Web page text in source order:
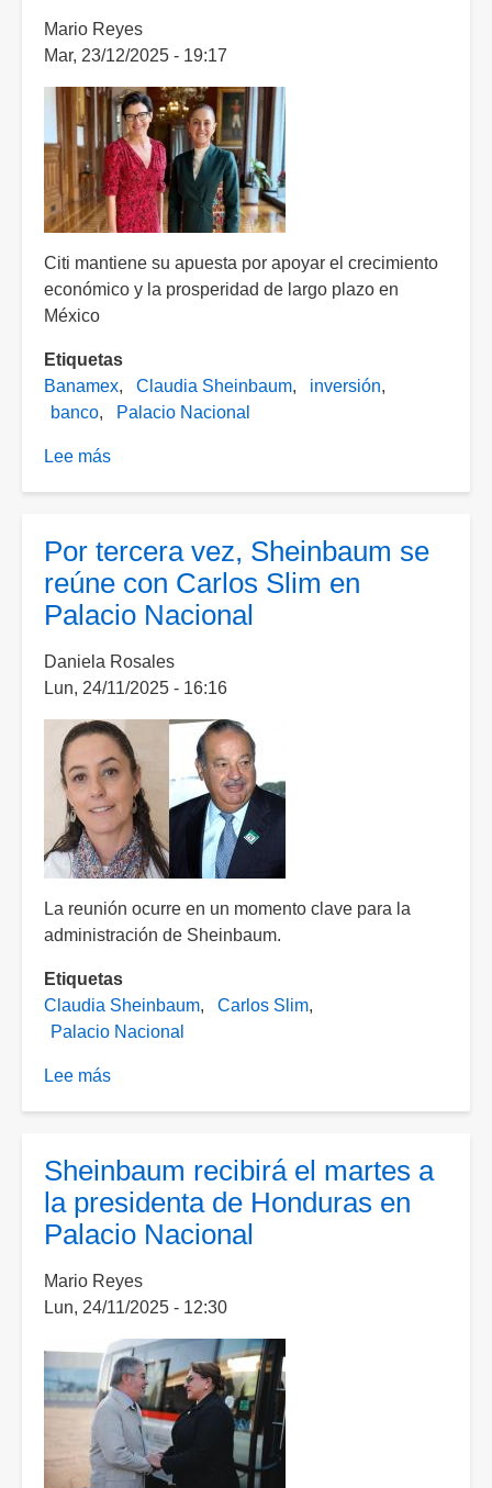
en
una
de
Palacio
Nacional;
confirma
Sheinbaum
Mario Reyes
Mar, 23/12/2025 - 19:17
Citi mantiene su apuesta por apoyar el crecimiento
económico y la prosperidad de largo plazo en
México
Etiquetas
Banamex
Claudia Sheinbaum
inversión
banco
Palacio Nacional
Lee más
de
Citi,
se
con
Claudia
Sheinbaum
en
Palacio
Nacional
tras
venta
parcial
de
Banamex
Por tercera vez, Sheinbaum se
reúne con Carlos Slim en
Palacio Nacional
Daniela Rosales
Lun, 24/11/2025 - 16:16
La reunión ocurre en un momento clave para la
administración de Sheinbaum.
Etiquetas
Claudia Sheinbaum
Carlos Slim
Palacio Nacional
Lee más
Sheinbaum
se
reúne
Carlos
Slim
en
Palacio
Nacional
Sheinbaum recibirá el martes a
la presidenta de Honduras en
Palacio Nacional
Mario Reyes
Lun, 24/11/2025 - 12:30